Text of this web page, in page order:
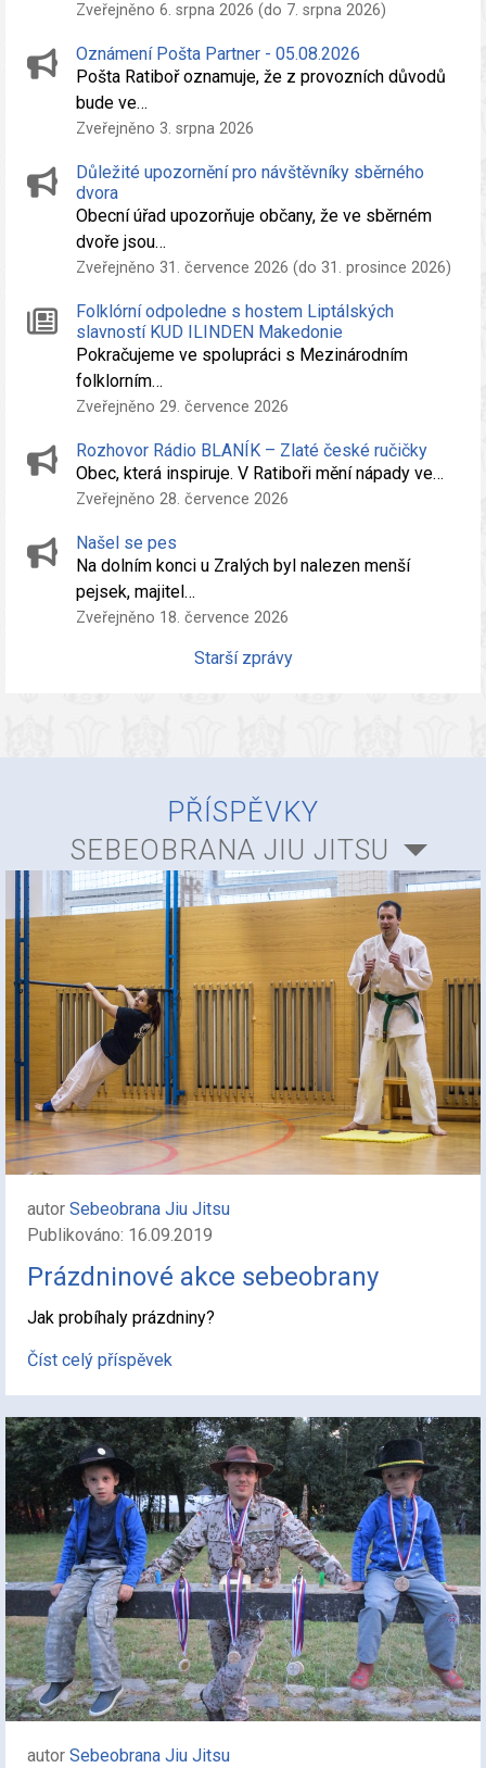
Zveřejněno 6. srpna 2026 (do 7. srpna 2026)
Oznámení Pošta Partner - 05.08.2026
Pošta Ratiboř oznamuje, že z provozních důvodů
bude ve…
Zveřejněno 3. srpna 2026
Důležité upozornění pro návštěvníky sběrného
dvora
Obecní úřad upozorňuje občany, že ve sběrném
dvoře jsou…
Zveřejněno 31. července 2026 (do 31. prosince 2026)
Folklórní odpoledne s hostem Liptálských
slavností KUD ILINDEN Makedonie
Pokračujeme ve spolupráci s Mezinárodním
folklorním…
Zveřejněno 29. července 2026
Rozhovor Rádio BLANÍK – Zlaté české ručičky
Obec, která inspiruje. V Ratiboři mění nápady ve…
Zveřejněno 28. července 2026
Našel se pes
Na dolním konci u Zralých byl nalezen menší
pejsek, majitel…
Zveřejněno 18. července 2026
Starší zprávy
PŘÍSPĚVKY
SEBEOBRANA JIU JITSU
autor Sebeobrana Jiu Jitsu
Publikováno: 16.09.2019
Prázdninové akce sebeobrany
Jak probíhaly prázdniny?
Číst celý příspěvek
autor Sebeobrana Jiu Jitsu